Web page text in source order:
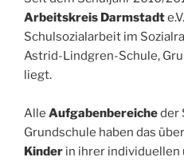
Arbeitskreis Darmstadt
Schulsozialarbeit im
Astrid-Lindgren-Schule,
liegt.
Alle Aufgabenbereicheder
Grundschule haben das
Kinder in ihrer individuellen